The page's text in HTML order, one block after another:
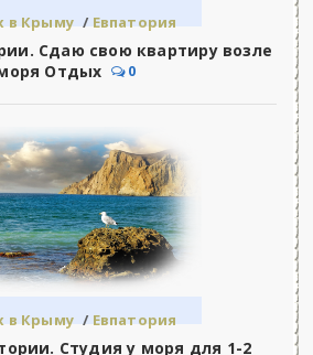
в Крыму / Евпатория
Сдаю свою квартиру возле
Отдых
0
в Крыму / Евпатория
Студия у моря для 1-2